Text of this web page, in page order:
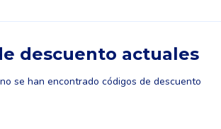
descuento actuales
se han encontrado códigos de descuento